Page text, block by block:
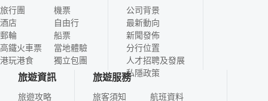
旅行團
酒店
郵輪
高鐵火車票
港玩港食
機票
自由行
船票
當地體驗
獨立包團
公司背景
最新動向
新聞發佈
分行位置
人才招聘及發展
私隱政策
旅遊資訊
旅遊攻略
旅遊服務
旅客須知
航班資料